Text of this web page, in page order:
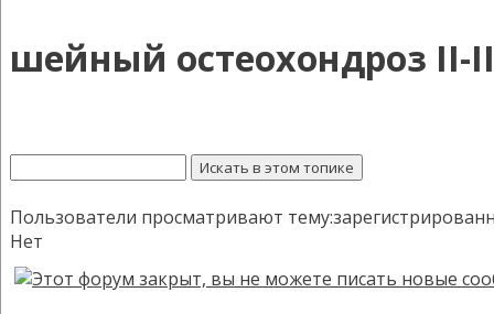
шейный остеохондроз II-
Пользователи просматривают
Нет